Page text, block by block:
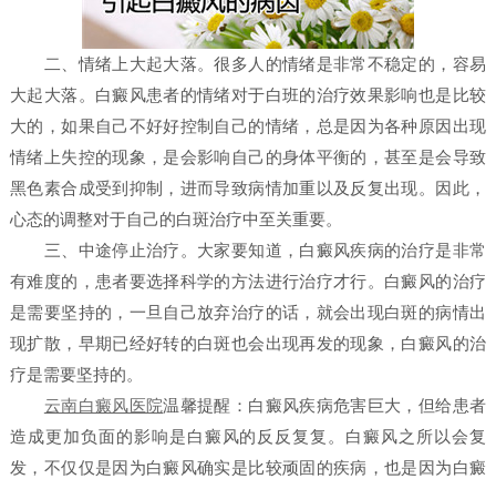
二、情绪上大起大落。很多人的情绪是非常不稳定的，容易
大起大落。白癜风患者的情绪对于白班的治疗效果影响也是比较
大的，如果自己不好好控制自己的情绪，总是因为各种原因出现
情绪上失控的现象，是会影响自己的身体平衡的，甚至是会导致
黑色素合成受到抑制，进而导致病情加重以及反复出现。因此，
心态的调整对于自己的白斑治疗中至关重要。
三、中途停止治疗。大家要知道，白癜风疾病的治疗是非常
有难度的，患者要选择科学的方法进行治疗才行。白癜风的治疗
是需要坚持的，一旦自己放弃治疗的话，就会出现白斑的病情出
现扩散，早期已经好转的白斑也会出现再发的现象，白癜风的治
疗是需要坚持的。
云南白癜风医院温馨提醒：白癜风疾病危害巨大，但给患者
造成更加负面的影响是白癜风的反反复复。白癜风之所以会复
发，不仅仅是因为白癜风确实是比较顽固的疾病，也是因为白癜